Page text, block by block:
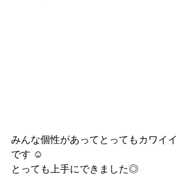
みんな個性があってとってもカワイイ
です ☺︎
とっても上手にできました◎